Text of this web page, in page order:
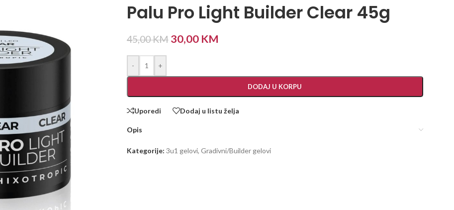
Palu Pro Light Builder Clear 45g
45,00KM 30,00 KM
- +
DODAJ U KORPU
Uporedi Dodaj u listu želja
Opis
Kategorije: 3u1 gelovi, Gradivni/Builder gelovi